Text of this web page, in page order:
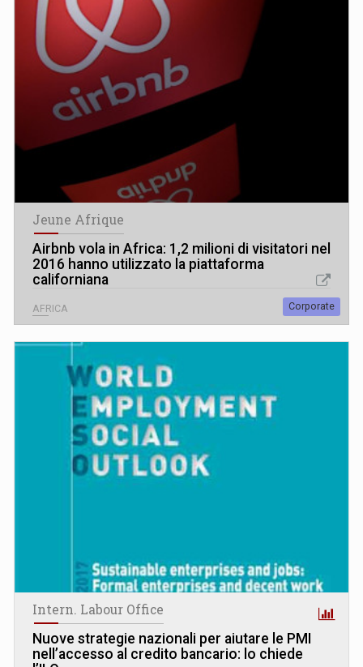
Jeune Afrique
Airbnb vola in Africa: 1,2 milioni di visitatori nel
2016 hanno utilizzato la piattaforma
californiana
AFRICA Corporate
Intern. Labour Office
Nuove strategie nazionali per aiutare le PMI
nell’accesso al credito bancario: lo chiede